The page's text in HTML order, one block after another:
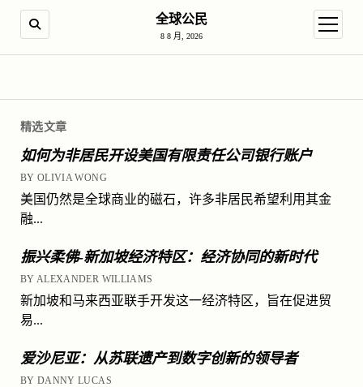
全球公民
8 8 月, 2026
open
精选文章
如何为非居民开设美国有限责任公司银行账户
BY OLIVIA WONG
美国仍然是全球商业的磁石，许多非居民希望利用其金
融...
振兴柔佛-新加坡经济特区：经济协同的新时代
BY ALEXANDER WILLIAMS
新加坡和马来西亚联手开发这一经济特区，旨在促进贸
易...
爱沙尼亚：从苏联遗产到数字创新的领导者
BY DANNY LUCAS